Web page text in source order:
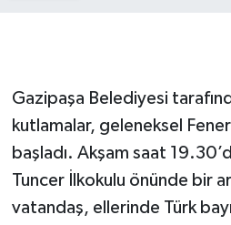
Gazipaşa Belediyesi
kutlamalar, geleneksel
başladı. Akşam saat
Tuncer İlkokulu önünde bir
vatandaş, ellerinde Türk